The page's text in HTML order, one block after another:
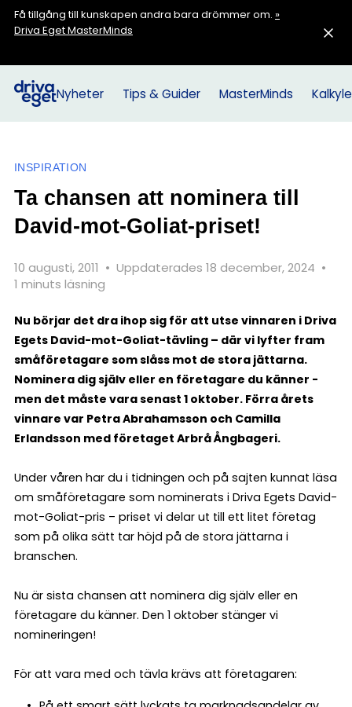
Få tillgång till kunskapen andra bara drömmer om. »
Driva Eget MasterMinds
Nyheter Tips & Guider MasterMinds
INSPIRATION
Ta chansen att nominera till
David-mot-Goliat-priset!
10 augusti, 2011 • Uppdaterades 18 december, 2024 •
1 minuts läsning
Nu börjar det dra ihop sig för att utse vinnaren i Driva
Egets David-mot-Goliat-tävling – där vi lyfter fram
småföretagare som slåss mot de stora jättarna.
Nominera dig själv eller en företagare du känner -
men det måste vara senast 1 oktober. Förra årets
vinnare var Petra Abrahamsson och Camilla
Erlandsson med företaget Arbrå Ångbageri.
Under våren har du i tidningen och på sajten kunnat läsa
om småföretagare som nominerats i Driva Egets David-
mot-Goliat-pris – priset vi delar ut till ett litet företag
som på olika sätt tar höjd på de stora jättarna i
branschen.
Nu är sista chansen att nominera dig själv eller en
företagare du känner. Den 1 oktober stänger vi
nomineringen!
För att vara med och tävla krävs att företagaren: